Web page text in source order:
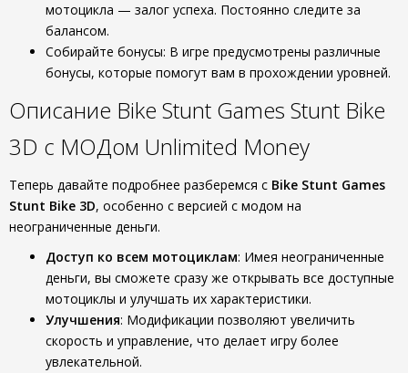
мотоцикла — залог успеха. Постоянно следите за
балансом.
Собирайте бонусы: В игре предусмотрены различные
бонусы, которые помогут вам в прохождении уровней.
Описание Bike Stunt Games Stunt Bike
3D с МОДом Unlimited Money
Теперь давайте подробнее разберемся с Bike Stunt Games
Stunt Bike 3D, особенно с версией с модом на
неограниченные деньги.
Доступ ко всем мотоциклам: Имея неограниченные
деньги, вы сможете сразу же открывать все доступные
мотоциклы и улучшать их характеристики.
Улучшения: Модификации позволяют увеличить
скорость и управление, что делает игру более
увлекательной.